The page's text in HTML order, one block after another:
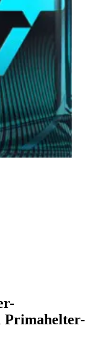
Primahelter-